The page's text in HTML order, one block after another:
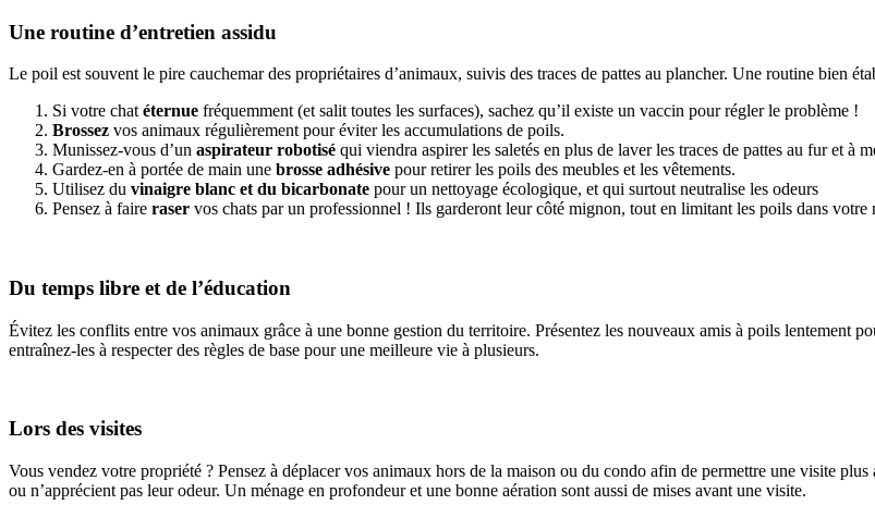
Une routine d’entretien assidu
Le poil est souvent le pire cauchemar des propriétaires d’animaux, suivis des traces de pattes au plancher. Une routine bien
Si votre chat éternue fréquemment (et salit toutes les surfaces), sachez qu’il existe un vaccin pour régler le problème !
Brossez vos animaux régulièrement pour éviter les accumulations de poils.
Munissez-vous d’un aspirateur robotisé qui viendra aspirer les saletés en plus de laver les traces de pattes au fur et à
Gardez-en à portée de main une brosse adhésive pour retirer les poils des meubles et les vêtements.
Utilisez du vinaigre blanc et du bicarbonate pour un nettoyage écologique, et qui surtout neutralise les odeurs
Pensez à faire raser vos chats par un professionnel ! Ils garderont leur côté mignon, tout en limitant les poils dans votre
Du temps libre et de l’éducation
Évitez les conflits entre vos animaux grâce à une bonne gestion du territoire. Présentez les nouveaux amis à poils lentement
entraînez-les à respecter des règles de base pour une meilleure vie à plusieurs.
Lors des visites
Vous vendez votre propriété ? Pensez à déplacer vos animaux hors de la maison ou du condo afin de permettre une visite
ou n’apprécient pas leur odeur. Un ménage en profondeur et une bonne aération sont aussi de mises avant une visite.